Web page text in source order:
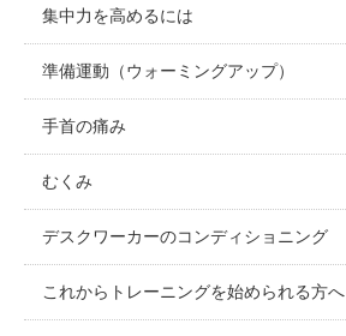
集中力を高めるには
準備運動（ウォーミングアップ）
手首の痛み
むくみ
デスクワーカーのコンディショニング
これからトレーニングを始められる方へ